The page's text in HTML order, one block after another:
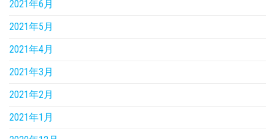
2021年6月
2021年5月
2021年4月
2021年3月
2021年2月
2021年1月